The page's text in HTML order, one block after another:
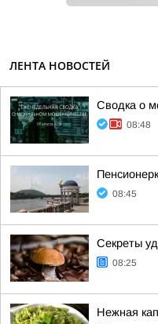
ЛЕНТА НОВОСТЕЙ
Сводка о
08:48
08:45
Секреты
08:25
Нежная